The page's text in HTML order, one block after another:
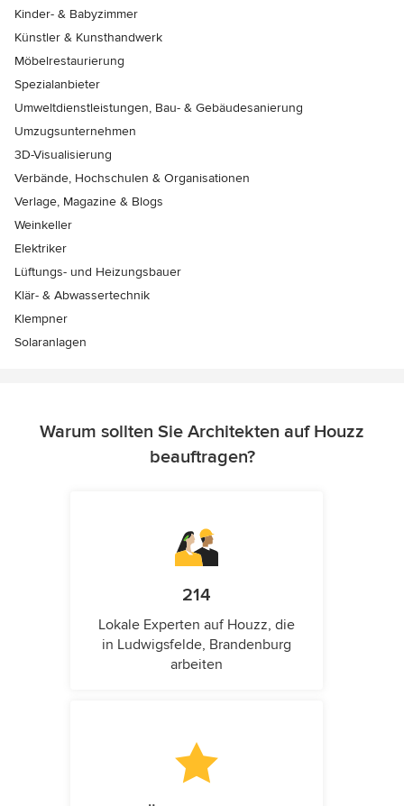
Kinder- & Babyzimmer
Künstler & Kunsthandwerk
Möbelrestaurierung
Spezialanbieter
Umweltdienstleistungen, Bau- & Gebäudesanierung
Umzugsunternehmen
3D-Visualisierung
Verbände, Hochschulen & Organisationen
Verlage, Magazine & Blogs
Weinkeller
Elektriker
Lüftungs- und Heizungsbauer
Klär- & Abwassertechnik
Klempner
Solaranlagen
Warum sollten Sie Architekten auf Houzz
beauftragen?
214
Lokale Experten auf Houzz, die
in Ludwigsfelde, Brandenburg
arbeiten